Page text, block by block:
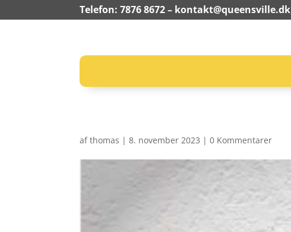
Telefon: 7876 8672 – kontakt@queensville.dk
afthomas |8. november 2023 |0 Kommentarer